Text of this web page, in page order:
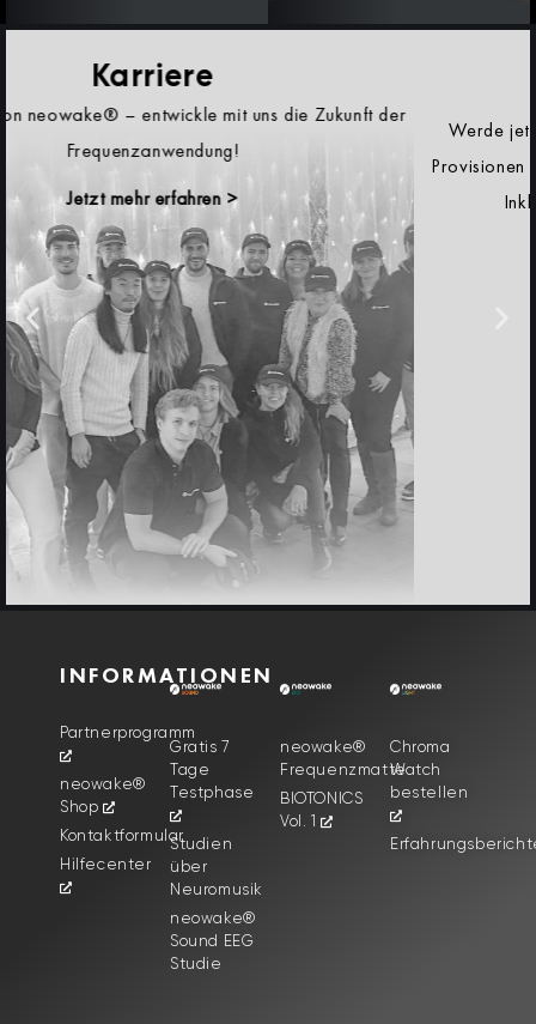
Werde jetzt neowake® Partner und verdiene attraktive
Provisionen für erfolgreiche Empfehlungen unserer Produkte.
Inkl. persönlicher Betreuung und erprobten
Marketingmaterialien.
Jetzt als Partner registrieren >
INFORMATIONEN
Partnerprogramm
neowake®
Shop
Kontaktformular
Hilfecenter
Gratis 7
Tage
Testphase
Studien
über
Neuromusik
neowake®
Sound EEG
Studie
neowake®
Frequenzmatte
BIOTONICS
Vol. 1
Chroma
Watch
bestellen